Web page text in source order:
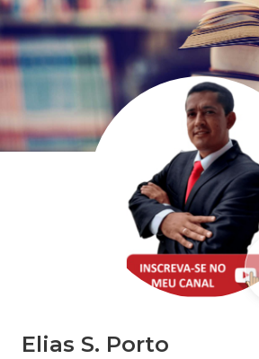
Elias S. Porto